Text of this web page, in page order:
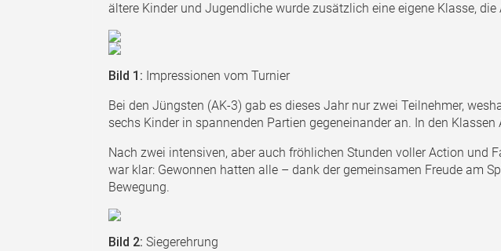
ältere Kinder und Jugendliche wurde zusätzlich eine eigene Klasse,
Bild 1: Impressionen vom Turnier
Bei den Jüngsten (AK-3) gab es dieses Jahr nur zwei Teilnehmer,
sechs Kinder in spannenden Partien gegeneinander an. In den
Nach zwei intensiven, aber auch fröhlichen Stunden voller Action und
war klar: Gewonnen hatten alle – dank der gemeinsamen Freude am
Bewegung.
Bild 2: Siegerehrung